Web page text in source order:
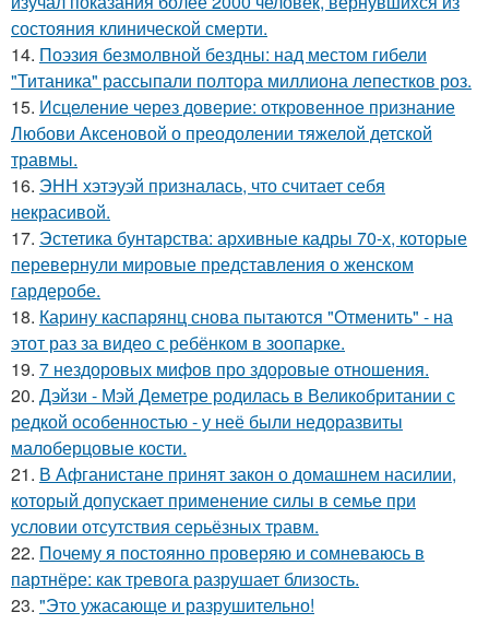
состояния клинической смерти.
14. Поэзия безмолвной бездны: над местом гибели
"Титаника" рассыпали полтора миллиона лепестков роз.
15. Исцеление через доверие: откровенное признание
Любови Аксеновой о преодолении тяжелой детской
травмы.
16. ЭНН хэтэуэй призналась, что считает себя
некрасивой.
17. Эстетика бунтарства: архивные кадры 70-х, которые
перевернули мировые представления о женском
гардеробе.
18. Карину каспарянц снова пытаются "Отменить" - на
этот раз за видео с ребёнком в зоопарке.
19. 7 нездоровых мифов про здоровые отношения.
20. Дэйзи - Мэй Деметре родилась в Великобритании с
редкой особенностью - у неё были недоразвиты
малоберцовые кости.
21. В Афганистане принят закон о домашнем насилии,
который допускает применение силы в семье при
условии отсутствия серьёзных травм.
22. Почему я постоянно проверяю и сомневаюсь в
партнёре: как тревога разрушает близость.
23. "Это ужасающе и разрушительно!